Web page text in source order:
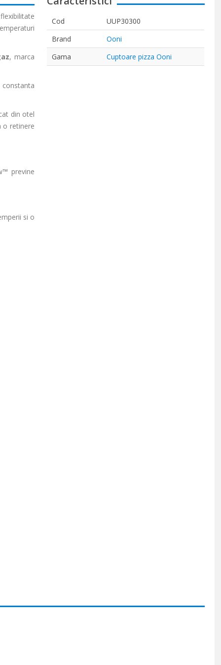
, marca
din otel
o retinere
previne
si o
Cod
UUP30300
Brand
Ooni
Gama
Cuptoare pizza Ooni